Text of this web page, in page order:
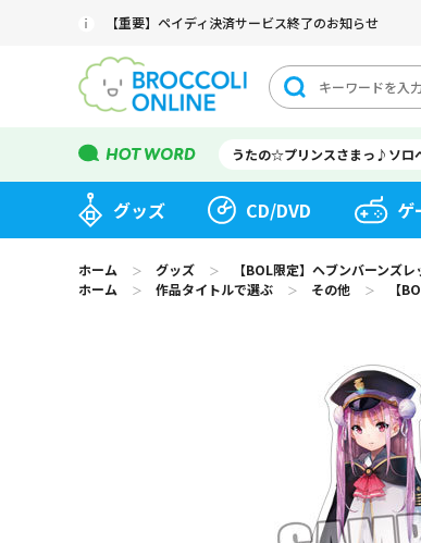
【重要】ペイディ決済サービス終了のお知らせ
うたの☆プリンスさまっ♪ソロ
グッズ CD/DVD ゲ
ホーム ＞ グッズ ＞
【BOL限定】ヘブンバーンズ
ホーム
＞ 作品タイトルで選ぶ ＞ その他 ＞ 【